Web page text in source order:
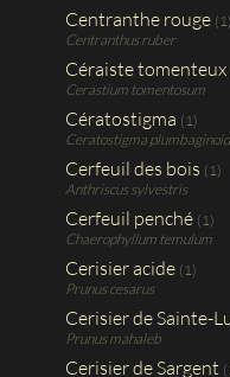
Centranthe rouge (1)
Centranthus ruber
Céraiste tomenteux
Cerastium tomentosum
Cératostigma (1)
Ceratostigma
Cerfeuil des bois (1)
Anthriscus sylvestris
Cerfeuil penché (1)
Chaerophyllum temulum
Cerisier acide (1)
Prunus cesarus
Cerisier de Sainte-
Prunus mahaleb
Cerisier de Sargent